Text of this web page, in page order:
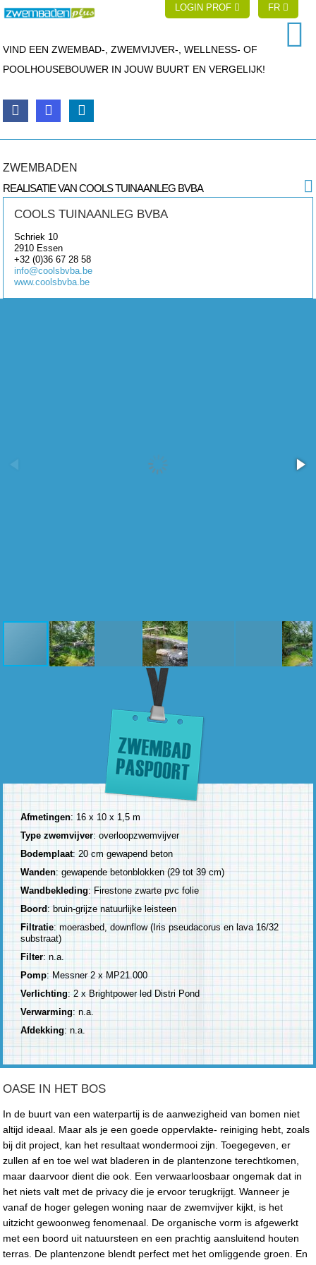
LOGIN PROF FR
VIND EEN ZWEMBAD-, ZWEMVIJVER-, WELLNESS- OF
POOLHOUSEBOUWER IN JOUW BUURT EN VERGELIJK!
ZWEMBADEN
REALISATIE VAN COOLS TUINAANLEG BVBA
COOLS TUINAANLEG BVBA
Schriek 10
2910 Essen
+32 (0)36 67 28 58
info@coolsbvba.be
www.coolsbvba.be
Afmetingen: 16 x 10 x 1,5 m
Type zwemvijver: overloopzwemvijver
Bodemplaat: 20 cm gewapend beton
Wanden: gewapende betonblokken (29 tot 39 cm)
Wandbekleding: Firestone zwarte pvc folie
Boord : bruin-grijze natuurlijke leisteen
Filtratie: moerasbed, downflow (Iris pseudacorus en lava 16/32
substraat)
Filter: n.a.
Pomp: Messner 2 x MP21.000
Verlichting: 2 x Brightpower led Distri Pond
Verwarming: n.a.
Afdekking: n.a.
OASE IN HET BOS
In de buurt van een waterpartij is de aanwezigheid van bomen niet
altijd ideaal. Maar als je een goede oppervlakte- reiniging hebt, zoals
bij dit project, kan het resultaat wondermooi zijn. Toegegeven, er
zullen af en toe wel wat bladeren in de plantenzone terechtkomen,
maar daarvoor dient die ook. Een verwaarloosbaar ongemak dat in
het niets valt met de privacy die je ervoor terugkrijgt. Wanneer je
vanaf de hoger gelegen woning naar de zwemvijver kijkt, is het
uitzicht gewoonweg fenomenaal. De organische vorm is afgewerkt
met een boord uit natuursteen en een prachtig aansluitend houten
terras. De plantenzone blendt perfect met het omliggende groen. En